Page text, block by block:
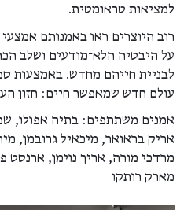
למציאות טראומטית.
רוב היוצרים ראו באמנותם
על היבטיה הלא־מודעים ושלב
לבניית חייהם מחדש. באמצעות
עולם חדש שמאפשר חיים: חזון
אמנים משתתפים: בתיה אפולו,
אריק בראואר, מיכאיל גרובמן,
מרדכי מורה, אריך נוימן, ארנסט
מארק רותקו